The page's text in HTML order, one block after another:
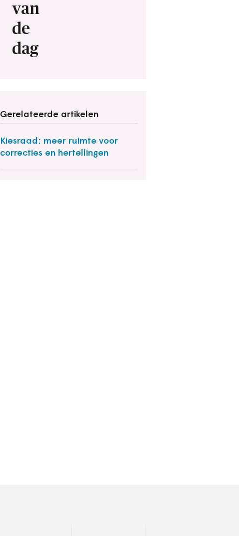
van
de
dag
Gerelateerde artikelen
Kiesraad: meer ruimte voor
correcties en hertellingen